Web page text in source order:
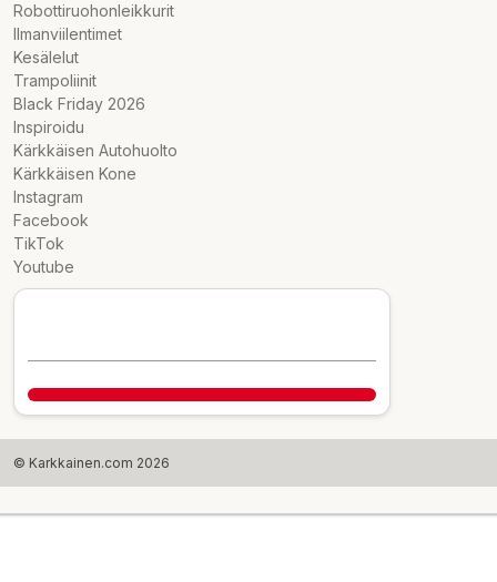
Robottiruohonleikkurit
Ilmanviilentimet
Kesälelut
Trampoliinit
Black Friday 2026
Inspiroidu
Kärkkäisen Autohuolto
Kärkkäisen Kone
Instagram
Facebook
TikTok
Youtube
© Karkkainen.com 2026